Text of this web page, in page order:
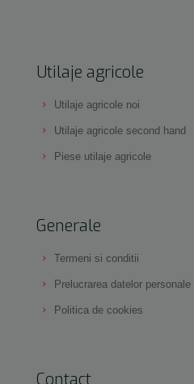
Utilaje agricole
Utilaje agricole noi
Utilaje agricole second hand
Piese utilaje agricole
Generale
Termeni si conditii
Prelucrarea datelor personale
Politica de cookies
Contact